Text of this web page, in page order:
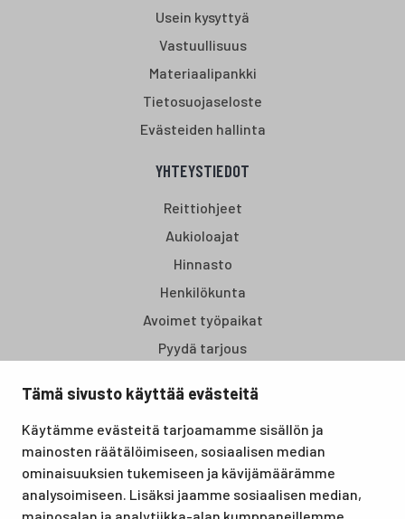
Tämä sivusto käyttää evästeitä
Käytämme evästeitä tarjoamamme sisällön ja
mainosten räätälöimiseen, sosiaalisen median
ominaisuuksien tukemiseen ja kävijämäärämme
analysoimiseen. Lisäksi jaamme sosiaalisen median,
Usein kysyttyä
Vastuullisuus
Materiaalipankki
Tietosuojaseloste
Evästeiden hallinta
YHTEYSTIEDOT
Reittiohjeet
Aukioloajat
Hinnasto
Henkilökunta
Avoimet työpaikat
Pyydä tarjous
koulutus- ja vapaa-ajan keskus, joka tarjoaa puitteet niin
lomille, harrastuksille kuin kansainvälisen tason
urheilutapahtumillekin. Santasport on myös virallinen
olympiavalmennuskeskus lumi- ja jääurheilulajeissa sekä